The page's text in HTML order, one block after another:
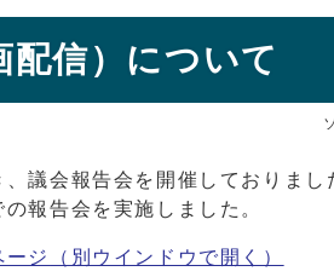
配信）について
議会報告会を開催しておりま
報告会を実施しました。
ージ （別ウインドウで開く）